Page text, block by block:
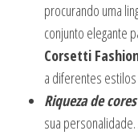
procurando uma
conjunto elegante
Corsetti
a diferentes
Riqueza de
sua personalidade.